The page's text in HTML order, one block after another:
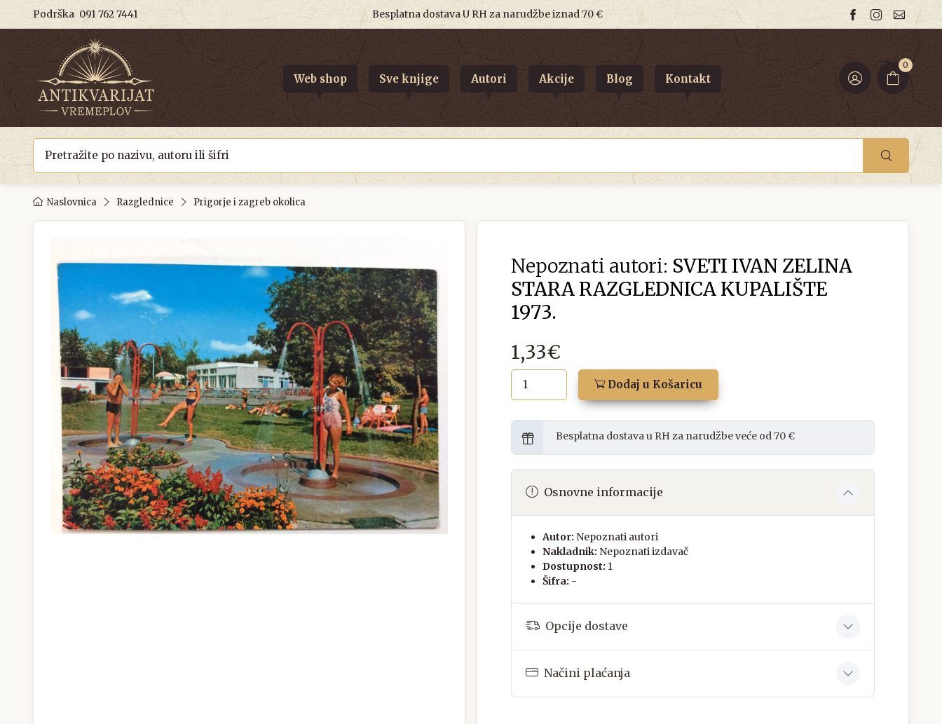
Podrška 091 762 7441 Besplatna dostava U RH za narudžbe iznad 70 €
0
Web shop Sve knjige Autori Akcije Blog Kontakt
Naslovnica Razglednice Prigorje i zagreb okolica
Nepoznati autori: SVETI IVAN ZELINA
STARA RAZGLEDNICA KUPALIŠTE
1973.
1,33€
Dodaj u Košaricu
Besplatna dostava u RH za narudžbe veće od 70 €
Osnovne informacije
Autor: Nepoznati autori
Nakladnik: Nepoznati izdavač
Dostupnost: 1
Šifra: -
Opcije dostave
Načini plaćanja